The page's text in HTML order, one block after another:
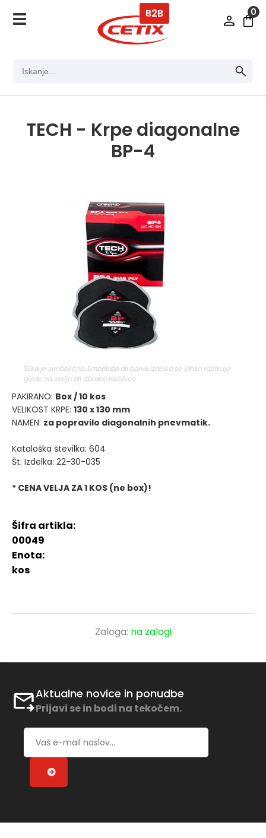
0
B2B
TECH - Krpe diagonalne
BP-4
Slika je simbolična. Embalaža ali barva izdelka se lahko razlikuje
glede na serijo ali izbrano različico.
PAKIRANO: Box / 10 kos
VELIKOST KRPE: 130 x 130 mm
NAMEN: za popravilo diagonalnih pnevmatik.
Kataloška številka: 604
Št. Izdelka: 22-30-035
* CENA VELJA ZA 1 KOS (ne box)!
Šifra artikla:
00049
Enota:
kos
Zaloga: na zalogi
Aktualne novice in ponudbe
Prijavi se in bodi na tekočem.